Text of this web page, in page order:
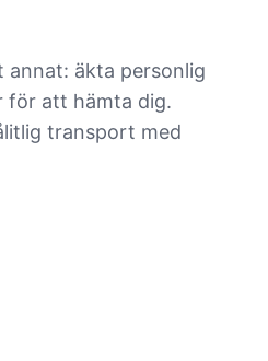
annat: äkta personlig
för att hämta dig.
transport med